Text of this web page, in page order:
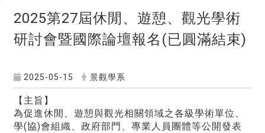
2025第27屆休閒、遊憩、觀光學術
研討會暨國際論壇報名(已圓滿結束)
2025-05-15 景觀學系
【主旨】
為促進休閒、遊憩與觀光相關領域之各級學術單位、
學(協)會組織、政府部門、專業人員團體等公開發表